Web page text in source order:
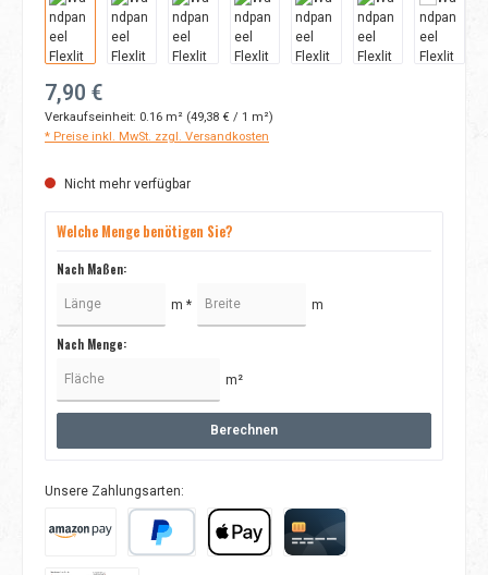
Regulärer Preis:
7,90 €
Verkaufseinheit: 0.16 m² (49,38 € / 1 m²)
* Preise inkl. MwSt. zzgl. Versandkosten
Nicht mehr verfügbar
Welche Menge benötigen Sie?
Nach Maßen:
m * m
Nach Menge:
m²
Berechnen
Unsere Zahlungsarten: